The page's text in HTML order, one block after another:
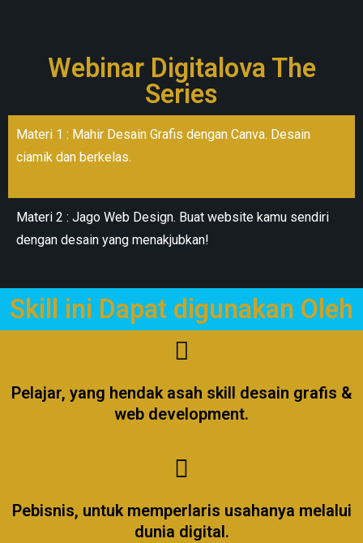
Webinar Digitalova The
Series
Materi 1 : Mahir Desain Grafis dengan Canva. Desain
ciamik dan berkelas.
Materi 2 : Jago Web Design. Buat website kamu sendiri
dengan desain yang menakjubkan!
Skill ini Dapat digunakan Oleh
Pelajar, yang hendak asah skill desain grafis &
web development.
Pebisnis, untuk memperlaris usahanya melalui
dunia digital.